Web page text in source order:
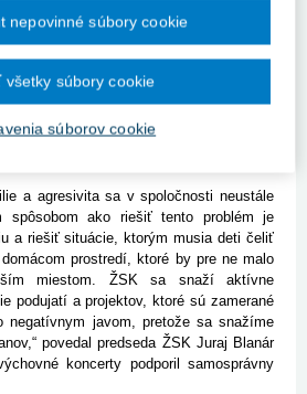
bolesti, ponižovania a strachu. „Po
roka sme sa rozhodli pokračovať
a rozšíriť ich program aj o nové prvky.
zameraných na protidrogovú tematiku
slovo. Na podujatiach sa zúčastní viac
a agresivita sa v spoločnosti neustále
spôsobom ako riešiť tento problém je
a riešiť situácie, ktorým musia deti čeliť
prostredí, ktoré by pre ne malo
miestom. ŽSK sa snaží aktívne
podujatí a projektov, ktoré sú zamerané
negatívnym javom, pretože sa snažíme
povedal predseda ŽSK Juraj Blanár
koncerty podporil samosprávny
súborov cookie
nepovinné súbory cookie
všetky súbory cookie